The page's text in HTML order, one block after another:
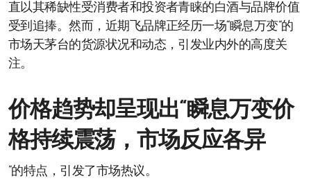
直以其稀缺性受消费者和投资者青睐的白酒与品牌价值
受到追捧。然而，近期飞品牌正经历一场“瞬息万变”的
市场天茅台的货源状况和动态，引发业内外的高度关
注。
价格趋势却呈现出“瞬息万变价
格持续震荡，市场反应各异
”的特点，引发了市场热议。